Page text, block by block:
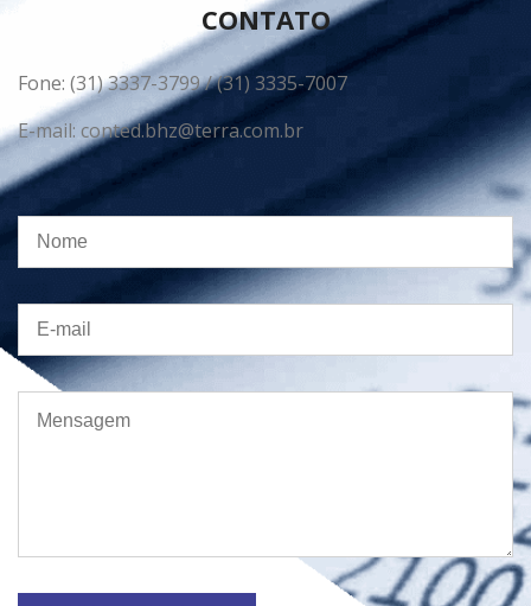
CONTATO
Fone: (31) 3337-3799 / (31) 3335-7007
E-mail: conted.bhz@terra.com.br